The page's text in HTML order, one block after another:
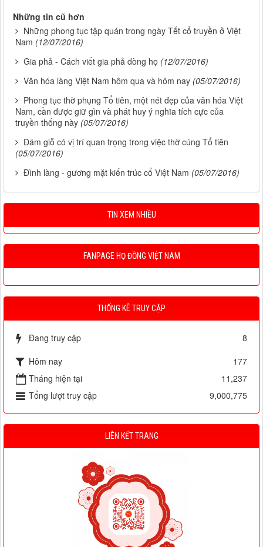
Những tin cũ hơn
Những phong tục tập quán trong ngày Tết cổ truyền ở Việt
Nam (12/07/2016)
Gia phả - Cách viết gia phả dòng họ (12/07/2016)
Văn hóa làng Việt Nam hôm qua và hôm nay (05/07/2016)
Phong tục thờ phụng Tổ tiên, một nét đẹp của văn hóa Việt
Nam, cần được giữ gìn và phát huy ý nghĩa tích cực của
truyền thống này (05/07/2016)
Đám giỗ có vị trí quan trọng trong việc thờ cúng Tổ tiên
(05/07/2016)
Đình làng - gương mặt kiến trúc cổ Việt Nam (05/07/2016)
TIN XEM NHIỀU
FANPAGE HỌ ĐỒNG VIỆT NAM
THỐNG KÊ TRUY CẬP
Đang truy cập
8
Hôm nay
177
Tháng hiện tại
11,237
Tổng lượt truy cập
9,000,775
LIÊN KẾT TRANG